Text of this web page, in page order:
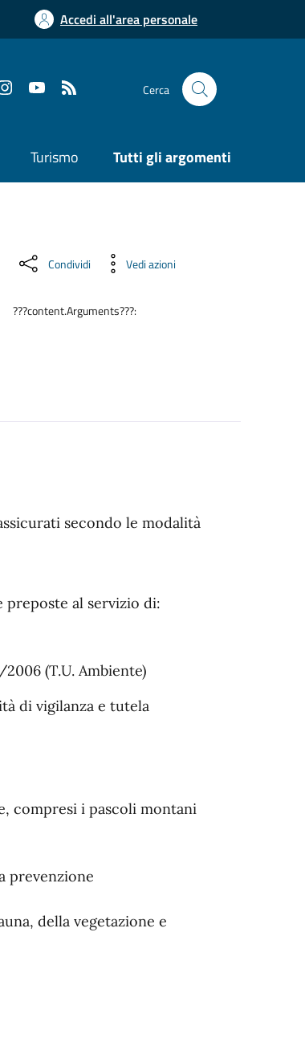
Accedi all'area personale
Cerca
Turismo Tutti gli argomenti
Condividi Vedi azioni
???content.Arguments???:
secondo le modalità
al servizio di:
(T.U. Ambiente)
di vigilanza e tutela
compresi i pascoli montani
prevenzione
della vegetazione e